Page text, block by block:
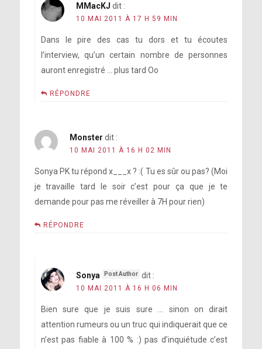
MMacKJ dit :
10 MAI 2011 À 17 H 59 MIN
Dans le pire des cas tu dors et tu écoutes
l’interview, qu’un certain nombre de personnes
auront enregistré … plus tard Oo
RÉPONDRE
Monster dit :
10 MAI 2011 À 16 H 02 MIN
Sonya PK tu répond x___x ? :( Tu es sûr ou pas? (Moi
je travaille tard le soir c’est pour ça que je te
demande pour pas me réveiller à 7H pour rien)
RÉPONDRE
Sonya dit :
10 MAI 2011 À 16 H 06 MIN
Bien sure que je suis sure … sinon on dirait
attention rumeurs ou un truc qui indiquerait que ce
n’est pas fiable à 100 % :) pas d’inquiétude c’est